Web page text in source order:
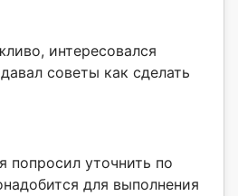
интересовался
советы как сделать
попросил уточнить по
для выполнения